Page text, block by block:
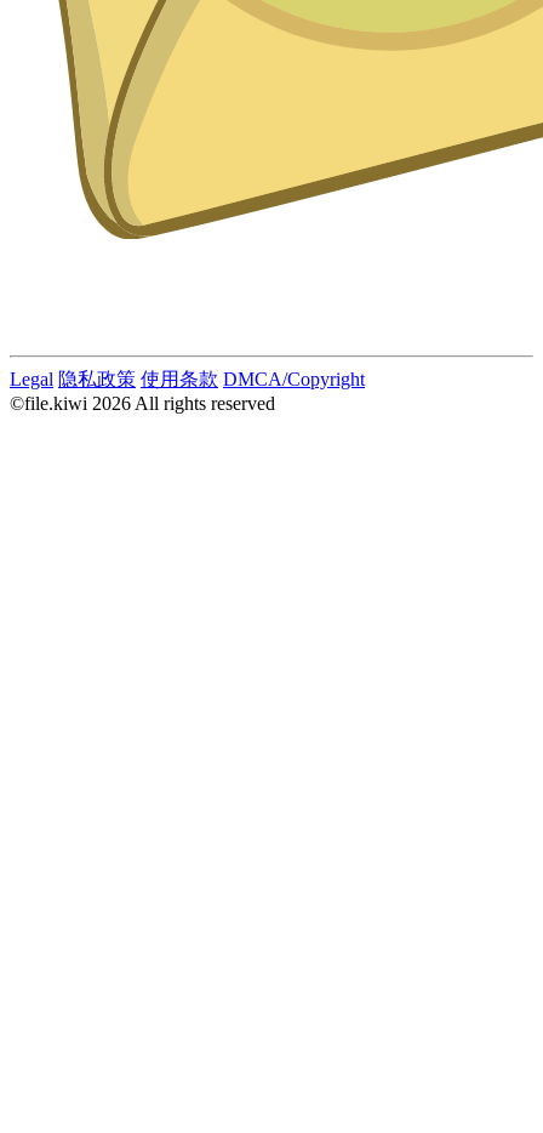
Legal 隐私政策 使用条款 DMCA/Copyright
©file.kiwi 2026 All rights reserved